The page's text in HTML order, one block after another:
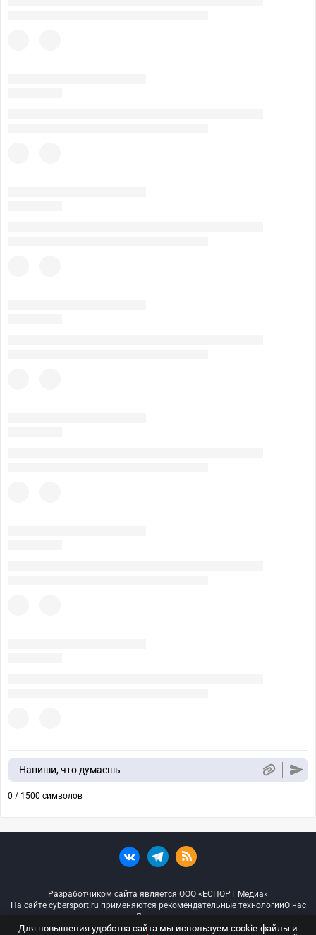
Напиши, что думаешь
0 / 1500 символов
Разработчиком сайта является ООО «ЕСПОРТ Медиа»
На сайте cybersport.ru применяются рекомендательные технологииО нас
Документы
Для повышения удобства сайта мы используем cookie-файлы и